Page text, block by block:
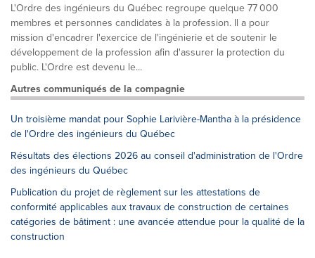
L'Ordre des ingénieurs du Québec regroupe quelque 77 000
membres et personnes candidates à la profession. Il a pour
mission d'encadrer l'exercice de l'ingénierie et de soutenir le
développement de la profession afin d'assurer la protection du
public. L'Ordre est devenu le...
Autres communiqués de la compagnie
Un troisième mandat pour Sophie Larivière-Mantha à la présidence
de l'Ordre des ingénieurs du Québec
Résultats des élections 2026 au conseil d'administration de l'Ordre
des ingénieurs du Québec
Publication du projet de règlement sur les attestations de
conformité applicables aux travaux de construction de certaines
catégories de bâtiment : une avancée attendue pour la qualité de la
construction